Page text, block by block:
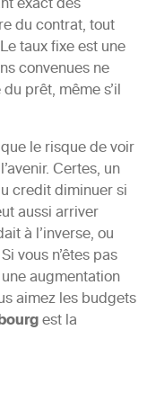
du contrat, tout
taux fixe est une
convenues ne
prêt, même s’il
le risque de voir
Certes, un
credit diminuer si
aussi arriver
à l’inverse, ou
vous n’êtes pas
augmentation
aimez les budgets
est la